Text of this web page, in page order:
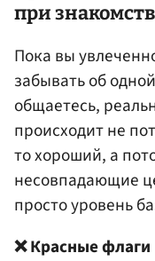
при
Пока вы
забывать об
общаетесь,
происходит не
то хороший, а
несовпадающие
просто уровень
❌ Красные флаги